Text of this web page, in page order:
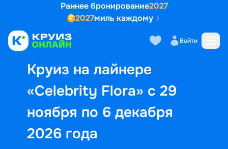
Раннее бронирование2027
2027миль каждому
Войти
Круиз на лайнере
«Celebrity Flora» с 29
ноября по 6 декабря
2026 года
Выбор кают Маршрут и